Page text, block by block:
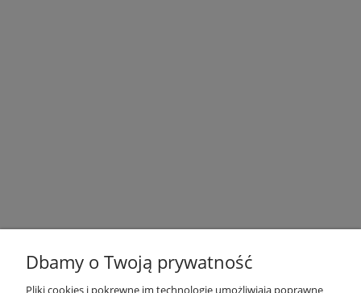
Dbamy o Twoją prywatność
Pliki cookies i pokrewne im technologie umożliwiają poprawne